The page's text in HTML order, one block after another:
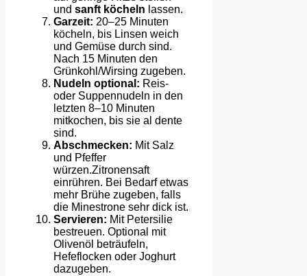
und sanft köcheln lassen.
Garzeit: 20–25 Minuten
köcheln, bis Linsen weich
und Gemüse durch sind.
Nach 15 Minuten den
Grünkohl/Wirsing zugeben.
Nudeln optional: Reis-
oder Suppennudeln in den
letzten 8–10 Minuten
mitkochen, bis sie al dente
sind.
Abschmecken: Mit Salz
und Pfeffer
würzen.Zitronensaft
einrühren. Bei Bedarf etwas
mehr Brühe zugeben, falls
die Minestrone sehr dick ist.
Servieren: Mit Petersilie
bestreuen. Optional mit
Olivenöl beträufeln,
Hefeflocken oder Joghurt
dazugeben.